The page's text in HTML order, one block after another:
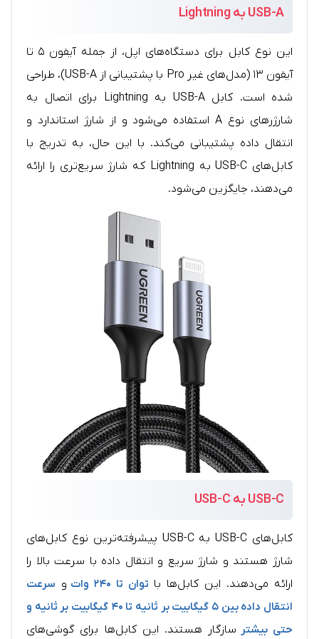
USB-A به Lightning
این نوع کابل برای دستگاه‌های اپل، از جمله آیفون ۵ تا
آیفون ۱۳ (مدل‌های غیر Pro با پشتیبانی از USB-A)، طراحی
شده است. کابل USB-A به Lightning برای اتصال به
شارژرهای نوع A استفاده می‌شود و از شارژ استاندارد و
انتقال داده پشتیبانی می‌کند. با این حال، به تدریج با
کابل‌های USB-C به Lightning که شارژ سریع‌تری را ارائه
می‌دهند، جایگزین می‌شود.
USB-C به USB-C
کابل‌های USB-C به USB-C پیشرفته‌ترین نوع کابل‌های
شارژ هستند و شارژ سریع و انتقال داده با سرعت بالا را
ارائه می‌دهند. این کابل‌ها با توان تا ۲۴۰ وات و سرعت
انتقال داده بین ۵ گیگابیت بر ثانیه تا ۴۰ گیگابیت بر ثانیه و
حتی بیشتر سازگار هستند. این کابل‌ها برای گوشی‌های